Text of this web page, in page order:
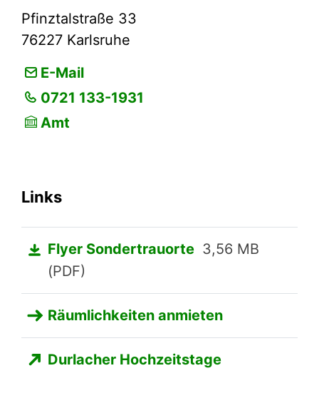
Pfinztalstraße 33
76227 Karlsruhe
E-Mail
0721 133-1931
Amt
Links
Flyer Sondertrauorte 3,56 MB
(PDF)
Räumlichkeiten anmieten
Durlacher Hochzeitstage